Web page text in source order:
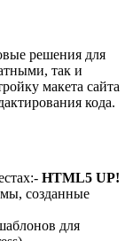
решения для
так и
макета сайта
кода.
HTML5 UP!
созданные
для